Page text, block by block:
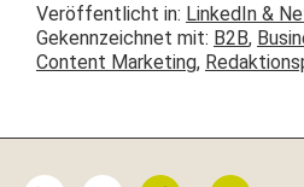
Veröffentlicht in: LinkedIn &
Gekennzeichnet mit: B2B,
Content Marketing,